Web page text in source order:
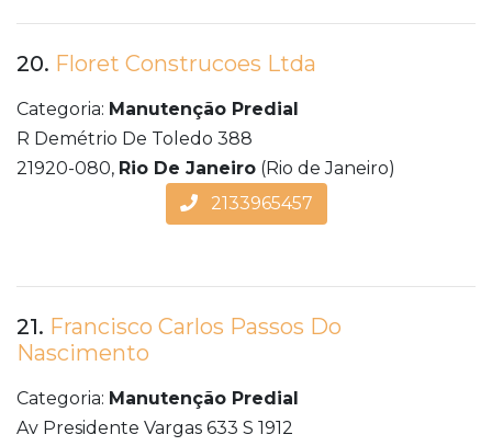
20. Floret Construcoes Ltda
Categoria: Manutenção Predial
R Demétrio De Toledo 388
21920-080, Rio De Janeiro (Rio de Janeiro)
2133965457
21. Francisco Carlos Passos Do
Nascimento
Categoria: Manutenção Predial
Av Presidente Vargas 633 S 1912